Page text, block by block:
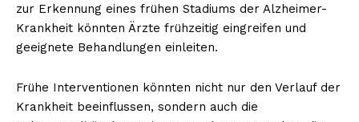
zur Erkennung eines frühen Stadiums der Alzheimer-
Krankheit könnten Ärzte frühzeitig eingreifen und
geeignete Behandlungen einleiten.
Frühe Interventionen könnten nicht nur den Verlauf der
Krankheit beeinflussen, sondern auch die